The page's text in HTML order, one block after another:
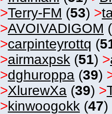
>Terry-FM (53) >
>AVOIVADIGOM (
>carpinteyrottq (
>airmaxpsk (51) >
>dghuroppa (39)
>XlurewXa (39) >
>kinwoogokk (47)